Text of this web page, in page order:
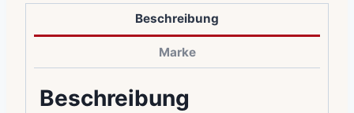
Beschreibung
Marke
Beschreibung